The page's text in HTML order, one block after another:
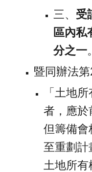
三、 受
區內私
分之一
暨同辦法
「土地
者，應於
但籌備會
至重劃計
土地所有